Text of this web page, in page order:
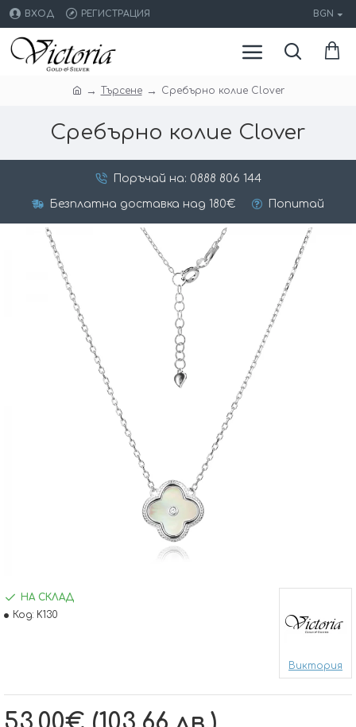
ВХОД РЕГИСТРАЦИЯ BGN
Търсене Сребърно колие Clover
Сребърно колие Clover
Поръчай на: 0888 806 144
Безплатна доставка над 180€ Попитай
НА СКЛАД
Код: K130
Виктория